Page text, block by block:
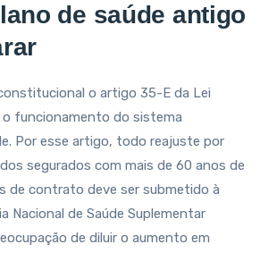
de saúde antigo
o artigo 35-E da Lei
o funcionamento do sistema
Por esse artigo, todo reajuste por
segurados com mais de 60 anos de
de contrato deve ser submetido à
Nacional de Saúde Suplementar
de diluir o aumento em